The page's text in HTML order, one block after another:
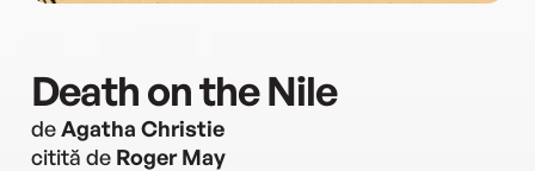
Death on the Nile
deAgatha Christie
citită de Roger May